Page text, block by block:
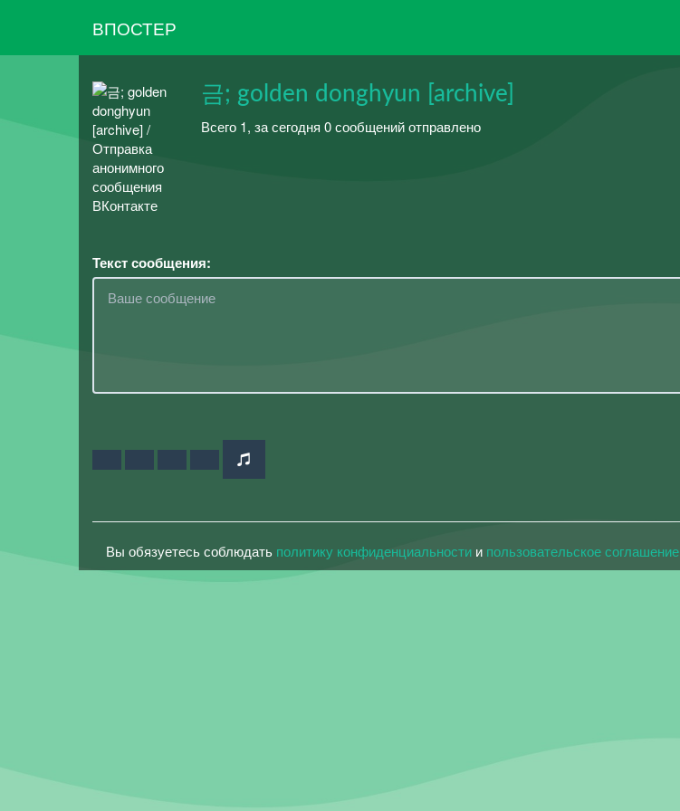
ВПОСТЕР
금; golden donghyun [archive]
Всего 1, за сегодня 0 сообщений отправлено
Текст сообщения:
Вы обязуетесь соблюдать политику конфиденциальности и пользовательское соглашение